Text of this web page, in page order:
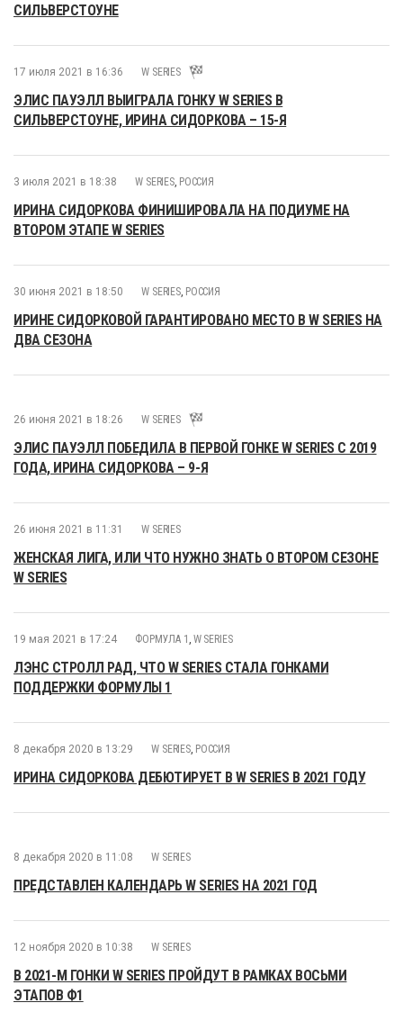
СИЛЬВЕРСТОУНЕ
17 июля 2021 в 16:36 W SERIES
ЭЛИС ПАУЭЛЛ ВЫИГРАЛА ГОНКУ W SERIES В
СИЛЬВЕРСТОУНЕ, ИРИНА СИДОРКОВА – 15-Я
3 июля 2021 в 18:38 W SERIES, РОССИЯ
ИРИНА СИДОРКОВА ФИНИШИРОВАЛА НА ПОДИУМЕ НА
ВТОРОМ ЭТАПЕ W SERIES
30 июня 2021 в 18:50 W SERIES, РОССИЯ
ИРИНЕ СИДОРКОВОЙ ГАРАНТИРОВАНО МЕСТО В W SERIES НА
ДВА СЕЗОНА
26 июня 2021 в 18:26 W SERIES
ЭЛИС ПАУЭЛЛ ПОБЕДИЛА В ПЕРВОЙ ГОНКЕ W SERIES С 2019
ГОДА, ИРИНА СИДОРКОВА – 9-Я
26 июня 2021 в 11:31 W SERIES
ЖЕНСКАЯ ЛИГА, ИЛИ ЧТО НУЖНО ЗНАТЬ О ВТОРОМ СЕЗОНЕ
W SERIES
19 мая 2021 в 17:24 ФОРМУЛА 1 , W SERIES
ЛЭНС СТРОЛЛ РАД, ЧТО W SERIES СТАЛА ГОНКАМИ
ПОДДЕРЖКИ ФОРМУЛЫ 1
8 декабря 2020 в 13:29 W SERIES, РОССИЯ
ИРИНА СИДОРКОВА ДЕБЮТИРУЕТ В W SERIES В 2021 ГОДУ
8 декабря 2020 в 11:08 W SERIES
ПРЕДСТАВЛЕН КАЛЕНДАРЬ W SERIES НА 2021 ГОД
12 ноября 2020 в 10:38 W SERIES
В 2021-М ГОНКИ W SERIES ПРОЙДУТ В РАМКАХ ВОСЬМИ
ЭТАПОВ Ф1